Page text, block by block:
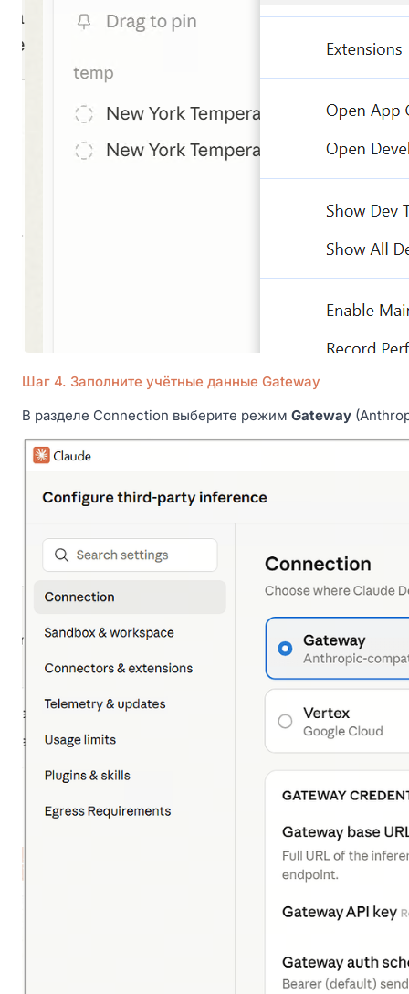
Шаг 4. Заполните учётные данные Gateway
В разделе Connection выберите режим Gateway